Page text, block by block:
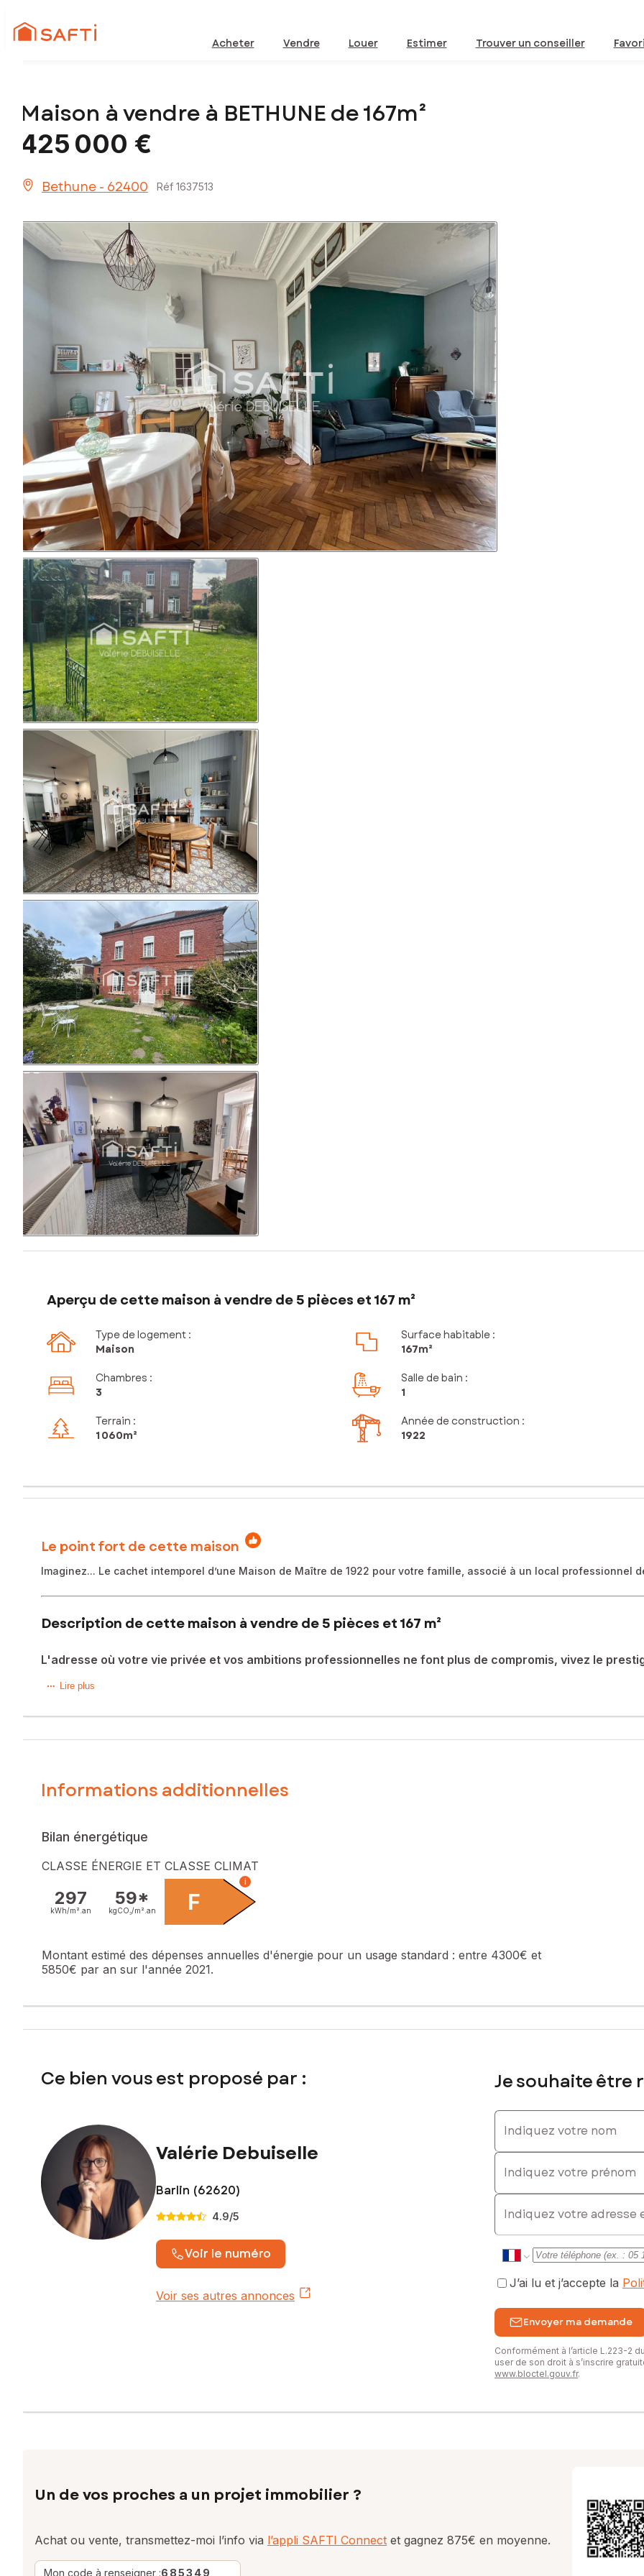
Acheter Vendre Louer Estimer Trouver un conseiller
Maison à vendre à BETHUNE de 167m²
425 000 €
Bethune - 62400 Réf 1637513
Aperçu de cette maison à vendre de 5 pièces et 167 m²
Type de logement :
Maison
Surface habitable :
167m²
Chambres :
3
Salle de bain :
1
Terrain :
1 060m²
Année de construction :
1922
Le point fort de cette maison
Imaginez... Le cachet intemporel d’une Maison de Maître de 1922 pour votre famille, associé à un local professionnel
Description de cette maison à vendre de 5 pièces et 167 m²
L'adresse où votre vie privée et vos ambitions professionnelles ne font plus de compromis, vivez le
cette magnifique demeure de 1922 vous séduira par l’élégance de l’ancien.Laissez-vous accueillir par des carreaux de
Propulsez votre cabinet ou commerce grâce à une vitrine sur rue située sur un axe ultra-passant. Bénéficiez d’un confort
Le plus ? Ce bien peut travailler pour vous grâce aux panneaux photovoltaïques intégrés non négligeable mais aussi si vous
Habitation de charme, siège social d'exception ou investissement locatif mixte : tout est possible ici.
Ne choisissez plus entre confort et carrière. Demandez votre visite dès aujourd’hui !
Les informations sur les risques auxquels ce bien est exposé sont disponibles sur le site Géorisques : www.georisques.gouv.fr
Prix de vente : 425 000 €
Honoraires charge vendeur
Lire plus
Informations additionnelles
Bilan énergétique
CLASSE ÉNERGIE ET CLASSE CLIMAT
297
kWh/m². an
59*
kgCO₂/m². an F
i
Montant estimé des dépenses annuelles d'énergie pour un usage standard : entre 4300€ et
5850€ par an sur l'année 2021.
Ce bien vous est proposé par :
Valérie Debuiselle
Barlin (62620)
4.9/5
Voir le numéro
Voir ses autres annonces
Je souhaite être
Indiquez votre nom
Indiquez votre prénom
E-mail
J’ai lu et j’accepte la
Envoyer ma demande
Conformément à l’article L.223-2
user de son droit à s’inscrire
www.bloctel.gouv.fr.
Un de vos proches a un projet immobilier ?
Achat ou vente, transmettez-moi l’info via l’appli SAFTI Connect et gagnez 875€ en moyenne.
Mon code à renseigner :685349